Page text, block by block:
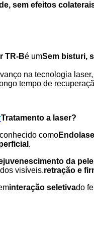
sem efeitos
TR-Bé umSem bisturi,
na tecnologia
tempo de
Tratamento a laser?
comoEndol
.
da pele
visíveis.retração e
interação seletivado